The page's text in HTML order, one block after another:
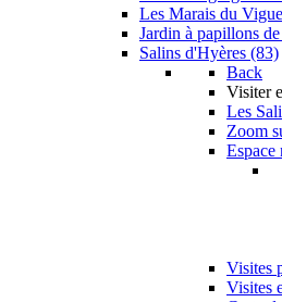
Les Marais du
Jardin à papillons
Salins d'Hyères (83)
Back
Visiter
Les
Zoom
Espace
Visites
Visites